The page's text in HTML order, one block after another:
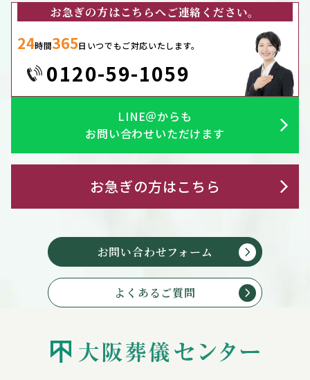
お急ぎの方はこちらへご連絡ください。
24時間365日いつでもご対応いたします。
0120-59-1059
LINE＠からも
お問い合わせいただけます
お急ぎの方はこちら
お問い合わせフォーム
よくあるご質問